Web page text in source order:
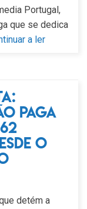
Portugal,
que se dedica
a ler
paga
o
detém a